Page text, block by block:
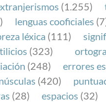
(1.255)
lenguas cooficiales
léxica (111)
(323)
(248)
errores
(420)
(28) espacios (32)